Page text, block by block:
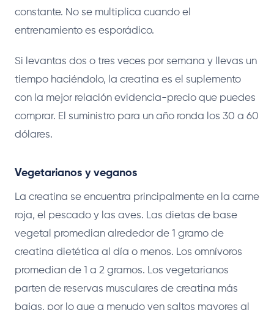
constante. No se multiplica cuando el
entrenamiento es esporádico.
Si levantas dos o tres veces por semana y llevas un
tiempo haciéndolo, la creatina es el suplemento
con la mejor relación evidencia-precio que puedes
comprar. El suministro para un año ronda los 30 a 60
dólares.
Vegetarianos y veganos
La creatina se encuentra principalmente en la carne
roja, el pescado y las aves. Las dietas de base
vegetal promedian alrededor de 1 gramo de
creatina dietética al día o menos. Los omnívoros
promedian de 1 a 2 gramos. Los vegetarianos
parten de reservas musculares de creatina más
bajas, por lo que a menudo ven saltos mayores al